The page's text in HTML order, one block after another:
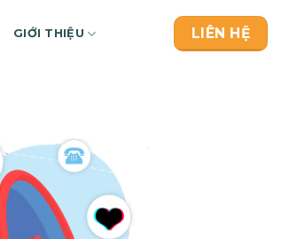
GIỚI THIỆU LIÊN HỆ